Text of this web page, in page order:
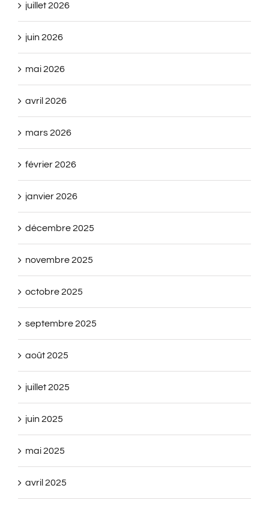
juillet 2026
juin 2026
mai 2026
avril 2026
mars 2026
février 2026
janvier 2026
décembre 2025
novembre 2025
octobre 2025
septembre 2025
août 2025
juillet 2025
juin 2025
mai 2025
avril 2025